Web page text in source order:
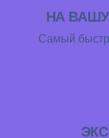
НА
Самый